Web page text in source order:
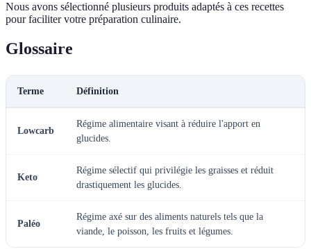
Nous avons sélectionné plusieurs produits adaptés à ces recettes
pour faciliter votre préparation culinaire.
Glossaire
Terme Définition
Lowcarb
Régime alimentaire visant à réduire l'apport en
glucides.
Keto
Régime sélectif qui privilégie les graisses et réduit
drastiquement les glucides.
Paléo
Régime axé sur des aliments naturels tels que la
viande, le poisson, les fruits et légumes.